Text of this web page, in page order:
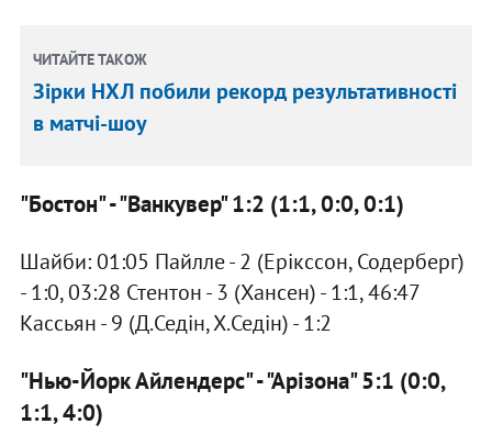
ЧИТАЙТЕ ТАКОЖ
Зірки НХЛ побили рекорд результативності
в матчі-шоу
"Бостон" - "Ванкувер" 1:2 (1:1, 0:0, 0:1)
Шайби: 01:05 Пайлле - 2 (Ерікссон, Содерберг)
- 1:0, 03:28 Стентон - 3 (Хансен) - 1:1, 46:47
Кассьян - 9 (Д.Седін, Х.Седін) - 1:2
"Нью-Йорк Айлендерс" - "Арізона" 5:1 (0:0,
1:1, 4:0)